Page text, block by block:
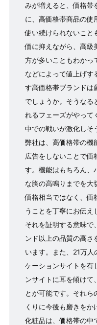
みが増えると、価格帯
に、高価格帯商品の使
使い続けられないこと
価に抑えながら、高級
方が多いこともわかっ
などによって値上げす
す高価格帯ブランドは
でしょうか。そうなる
れるフェーズがやって
中での戦いが激化しそ
弊社は、高価格帯の機
広告をしないことで価
す。機能はもちろん、
な胸の高鳴りまでを大
価格相当ではなく、価
うことを丁寧にお伝え
それを証明する意味で
ンド以上の品質の高さ
います。また、21万人
ケーションサイトを有
ンサイトに耳を傾けて
とが可能です。それら
くりに今後も磨きをか
化粧品は、価格帯の中